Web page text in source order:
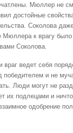
Мюллер не
достойные
Соколова
Мюллера к врагу было
Соколова.
враг ведет себя
победителем и не
Люди могут не
их подлецами и
одобрение